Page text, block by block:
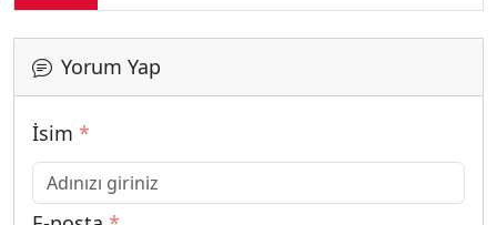
Yorum Yap
İsim *